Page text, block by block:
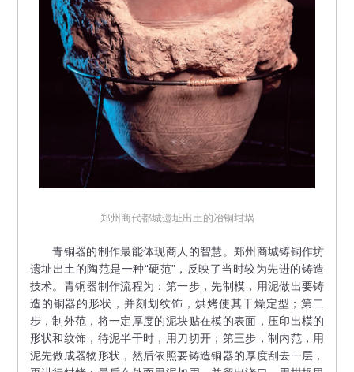
郑州商代都城遗址出土的冶铜坩埚
青铜器的制作最能体现商人的智慧。郑州商城铸铜作坊
遗址出土的陶范是一种“硬范”，反映了当时较为先进的铸造
技术。青铜器制作流程为：第一步，先制模，用泥做出要铸
造的铜器的形状，并刻划纹饰，烘烤使其干燥定型；第二
步，制外范，将一定厚度的泥块贴在模的表面，压印出模的
形状和纹饰，待泥半干时，用刀切开；第三步，制内范，用
泥先做成器物形状，然后依照要铸造铜器的厚度刮去一层，